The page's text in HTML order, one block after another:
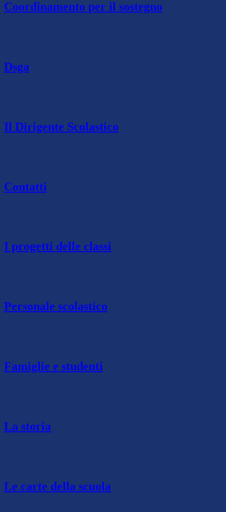
Coordinamento per il sostegno
Dsga
Il Dirigente Scolastico
Contatti
I progetti delle classi
Personale scolastico
Famiglie e studenti
La storia
Le carte della scuola